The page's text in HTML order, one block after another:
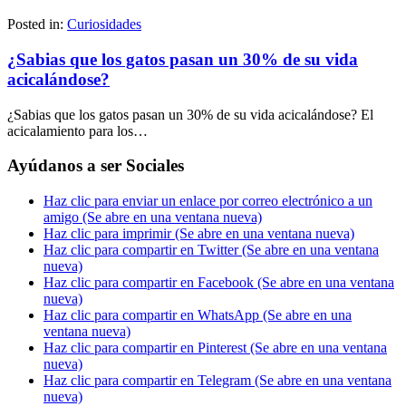
Posted in: Curiosidades
¿Sabias que los gatos pasan un 30% de su vida
acicalándose?
¿Sabias que los gatos pasan un 30% de su vida acicalándose? El
acicalamiento para los…
Ayúdanos a ser Sociales
Haz clic para enviar un enlace por correo electrónico a un
amigo (Se abre en una ventana nueva)
Haz clic para imprimir (Se abre en una ventana nueva)
Haz clic para compartir en Twitter (Se abre en una ventana
nueva)
Haz clic para compartir en Facebook (Se abre en una ventana
nueva)
Haz clic para compartir en WhatsApp (Se abre en una
ventana nueva)
Haz clic para compartir en Pinterest (Se abre en una ventana
nueva)
Haz clic para compartir en Telegram (Se abre en una ventana
nueva)